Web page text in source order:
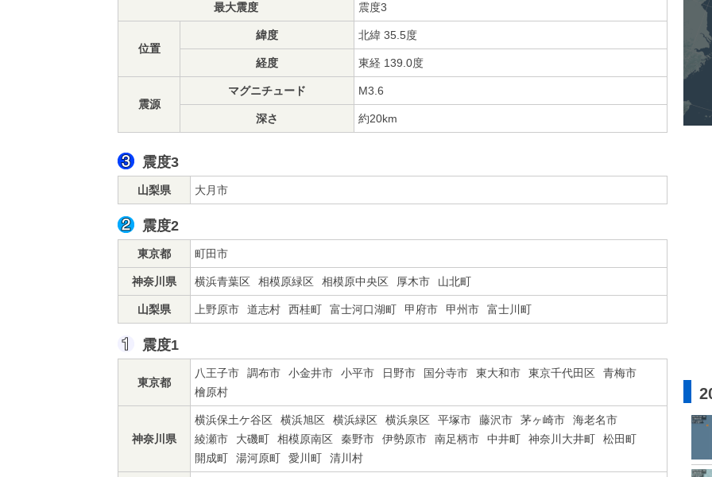
最大震度 震度3
位置
緯度 北緯 35.5度
経度 東経 139.0度
震源
マグニチュード M3.6
深さ 約20km
震度3
山梨県 大月市
震度2
東京都 町田市
神奈川県 横浜青葉区 相模原緑区 相模原中央区 厚木市 山北町
山梨県 上野原市 道志村 西桂町 富士河口湖町 甲府市 甲州市 富士川町
震度1
東京都
八王子市 調布市 小金井市 小平市 日野市 国分寺市 東大和市 東京千代田区
青梅市
檜原村
神奈川県
横浜保土ケ谷区 横浜旭区 横浜緑区 横浜泉区 平塚市 藤沢市 茅ヶ崎市
海老名市
綾瀬市
大磯町 相模原南区 秦野市 伊勢原市 南足柄市 中井町 神奈川大井町
松田町
開成町
湯河原町 愛川町 清川村